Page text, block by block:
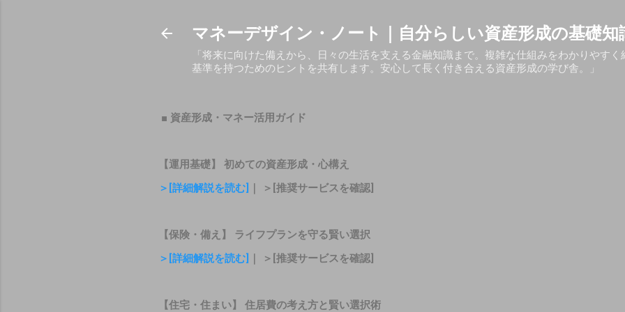
マネーデザイン・ノート｜自分らしい資産形成の基礎知
「将来に向けた備えから、日々の生活を支える金融知識まで。複雑な仕組みをわかりやす
基準を持つためのヒントを共有します。安心して長く付き合える資産形成の学び舎。」
■ 資産形成・マネー活用ガイド
【運用基礎】 初めての資産形成・心構え
＞[詳細解説を読む]
｜ ＞[推奨サービスを確認]
【保険・備え】 ライフプランを守る賢い選択
＞[詳細解説を読む]
｜ ＞[推奨サービスを確認]
【住宅・住まい】 住居費の考え方と賢い選択術